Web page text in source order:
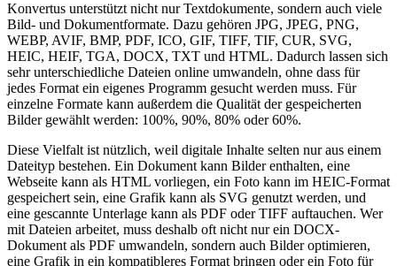
Konvertus unterstützt nicht nur Textdokumente, sondern auch viele
Bild- und Dokumentformate. Dazu gehören JPG, JPEG, PNG,
WEBP, AVIF, BMP, PDF, ICO, GIF, TIFF, TIF, CUR, SVG,
HEIC, HEIF, TGA, DOCX, TXT und HTML. Dadurch lassen sich
sehr unterschiedliche Dateien online umwandeln, ohne dass für
jedes Format ein eigenes Programm gesucht werden muss. Für
einzelne Formate kann außerdem die Qualität der gespeicherten
Bilder gewählt werden: 100%, 90%, 80% oder 60%.
Diese Vielfalt ist nützlich, weil digitale Inhalte selten nur aus einem
Dateityp bestehen. Ein Dokument kann Bilder enthalten, eine
Webseite kann als HTML vorliegen, ein Foto kann im HEIC-Format
gespeichert sein, eine Grafik kann als SVG genutzt werden, und
eine gescannte Unterlage kann als PDF oder TIFF auftauchen. Wer
mit Dateien arbeitet, muss deshalb oft nicht nur ein DOCX-
Dokument als PDF umwandeln, sondern auch Bilder optimieren,
eine Grafik in ein kompatibleres Format bringen oder ein Foto für